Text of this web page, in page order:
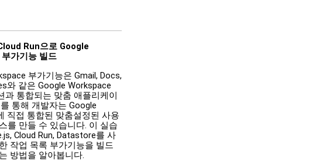
Run으로 Google
가기능 빌드
부가기능은 Gmail, Docs,
와 같은 Google Workspace
과 통합되는 맞춤 애플리케이
통해 개발자는 Google
직접 통합된 맞춤설정된 사용
를 만들 수 있습니다. 이 실습
Cloud Run, Datastore를 사
작업 목록 부가기능을 빌드
방법을 알아봅니다.